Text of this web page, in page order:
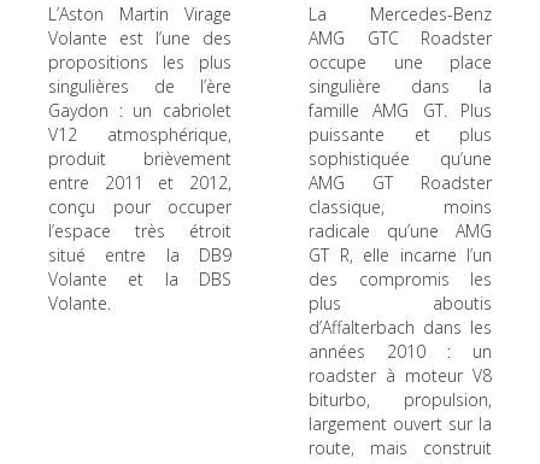
L’Aston Martin Virage
Volante est l’une des
propositions les plus
singulières de l’ère
Gaydon : un cabriolet
V12 atmosphérique,
produit brièvement
entre 2011 et 2012,
conçu pour occuper
l’espace très étroit
situé entre la DB9
Volante et la DBS
Volante.
La Mercedes-Benz
AMG GTC Roadster
occupe une place
singulière dans la
famille AMG GT. Plus
puissante et plus
sophistiquée qu’une
AMG GT Roadster
classique, moins
radicale qu’une AMG
GT R, elle incarne l’un
des compromis les
plus aboutis
d’Affalterbach dans les
années 2010 : un
roadster à moteur V8
biturbo, propulsion,
largement ouvert sur la
route, mais construit